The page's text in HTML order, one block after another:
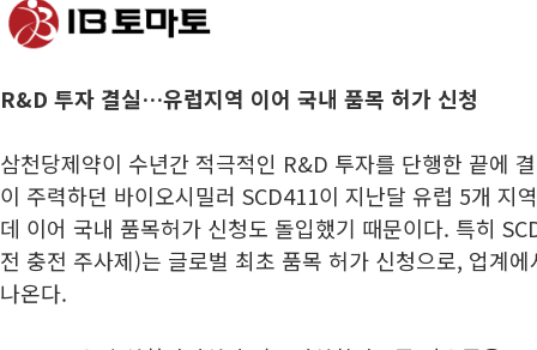
R&D 투자 결실…유럽지역 이어 국내 품목 허가 신청
삼천당제약이 수년간 적극적인 R&D 투자를 단행한 끝에
이 주력하던 바이오시밀러 SCD411이 지난달 유럽 5개 지
데 이어 국내 품목허가 신청도 돌입했기 때문이다. 특히
전 충전 주사제)는 글로벌 최초 품목 허가 신청으로, 업계
나온다.